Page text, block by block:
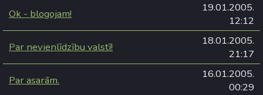
Ok - blogojam!
19.01.2005.
12:12
Par nevienlīdzību valstī!
18.01.2005.
21:17
Par asarām.
16.01.2005.
00:29